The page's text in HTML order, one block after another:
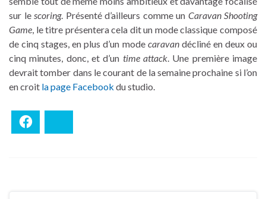
sur le scoring. Présenté d’ailleurs comme un Caravan Shooting
Game, le titre présentera cela dit un mode classique composé
de cinq stages, en plus d’un mode caravandécliné en deux ou
cinq minutes, donc, et d’un time attack. Une première image
devrait tomber dans le courant de la semaine prochaine si l’on
en croit la page Facebook du studio.